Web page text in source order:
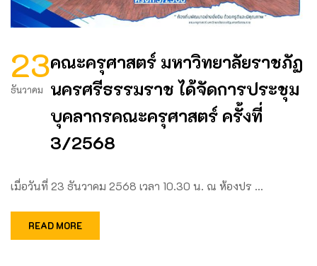
23
ธันวาคม
คณะครุศาสตร์ มหาวิทยาลัยราชภัฏ
นครศรีธรรมราช ได้จัดการประชุม
บุคลากรคณะครุศาสตร์ ครั้งที่
3/2568
เมื่อวันที่ 23 ธันวาคม 2568 เวลา 10.30 น. ณ ห้องปร …
READ MORE